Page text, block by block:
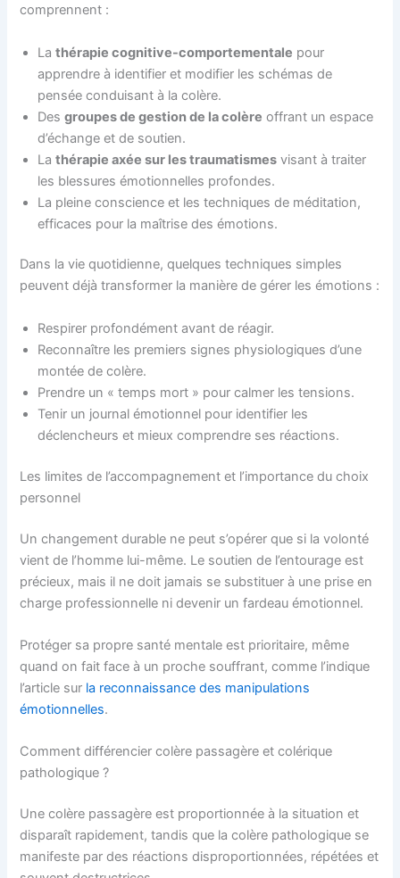
comprennent :
Lathérapie cognitive-comportementale pour
apprendre à identifier et modifier les schémas de
pensée conduisant à la colère.
Desgroupes de gestion de la colère offrant un espace
d’échange et de soutien.
Lathérapie axée sur les traumatismes visant à traiter
les blessures émotionnelles profondes.
La pleine conscience et les techniques de méditation,
efficaces pour la maîtrise des émotions.
Dans la vie quotidienne, quelques techniques simples
peuvent déjà transformer la manière de gérer les émotions :
Respirer profondément avant de réagir.
Reconnaître les premiers signes physiologiques d’une
montée de colère.
Prendre un « temps mort » pour calmer les tensions.
Tenir un journal émotionnel pour identifier les
déclencheurs et mieux comprendre ses réactions.
Les limites de l’accompagnement et l’importance du choix
personnel
Un changement durable ne peut s’opérer que si la volonté
vient de l’homme lui-même. Le soutien de l’entourage est
précieux, mais il ne doit jamais se substituer à une prise en
charge professionnelle ni devenir un fardeau émotionnel.
Protéger sa propre santé mentale est prioritaire, même
quand on fait face à un proche souffrant, comme l’indique
l’article sur la reconnaissance des manipulations
émotionnelles.
Comment différencier colère passagère et colérique
pathologique ?
Une colère passagère est proportionnée à la situation et
disparaît rapidement, tandis que la colère pathologique se
manifeste par des réactions disproportionnées, répétées et